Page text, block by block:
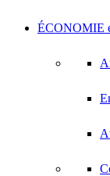
ÉCONOMIE